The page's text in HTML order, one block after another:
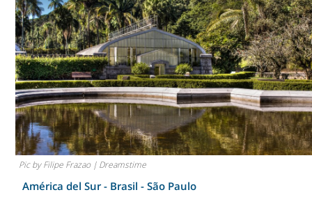
Pic by Filipe Frazao | Dreamstime
América del Sur - Brasil -São Paulo